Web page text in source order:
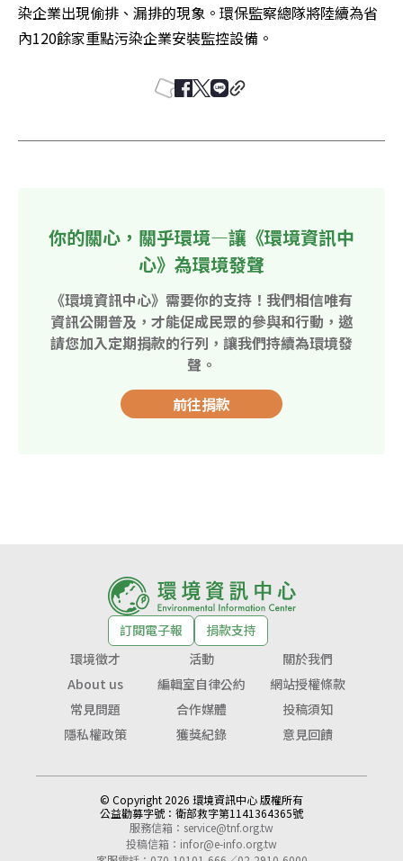
染企業出現偷排、漏排的現象。環保監察總隊將陸續為省
內120餘家重點污染企業安裝監控設備。
你的關心，關乎環境—讓《環境資訊中
心》為環境發聲
《環境資訊中心》需要你的支持！我們相信唯有
資訊公開普及，才能促成民眾的參與和行動，邀
請您加入定期捐款的行列，讓我們持續為環境發
聲。
前往捐款
訂閱電子報
捐款支持
環境徵才
活動
關於我們
About us
編輯室自律公約
網站授權條款
常見問題
合作媒體
投稿須知
隱私權政策
獲獎紀錄 意見回饋
© Copyright 2026 環境資訊中心 版權所有
公益勸募字號： 衛部救字第1141364365號
服務信箱： service@tnf.org.tw
投稿信箱： infor@e-info.org.tw